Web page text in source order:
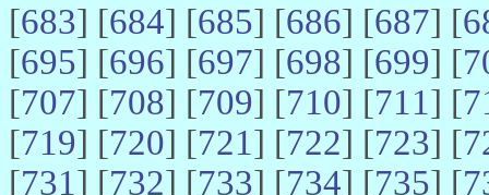
[683] [684] [685] [686] [687] [
[695] [696] [697] [698] [699] [
[707] [708] [709] [710] [711] [
[719] [720] [721] [722] [723] [
[731] [732] [733] [734] [735] [